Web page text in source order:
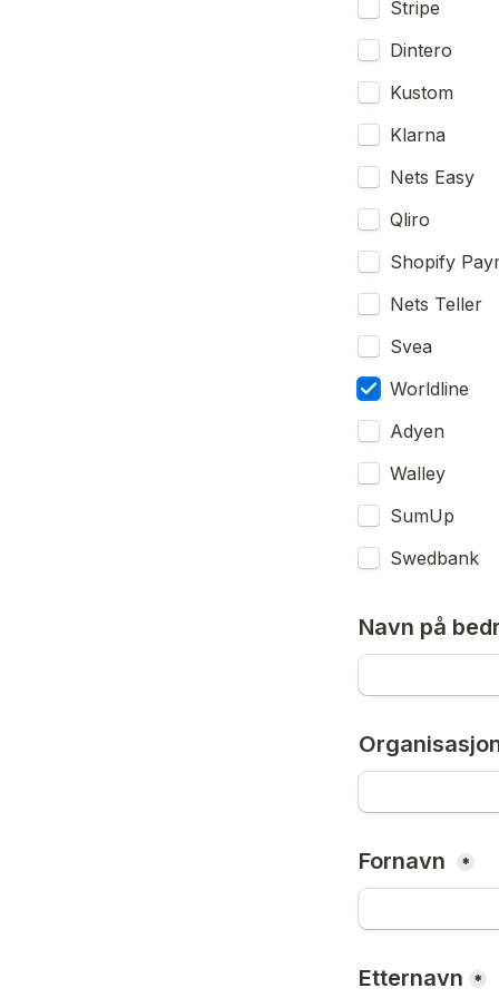
Stripe
Dintero
Kustom
Klarna
Nets Easy
Qliro
Shopify
Nets Teller
Svea
Worldline
Adyen
Walley
SumUp
Swedbank
Navn på
Fornavn *
Etternavn *